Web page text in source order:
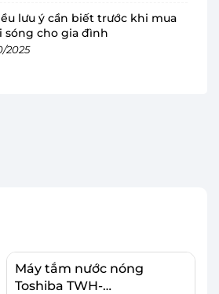
lưu ý cần biết trước khi mua
sóng cho gia đình
2025
Máy tắm nước nóng
Toshiba TWH-